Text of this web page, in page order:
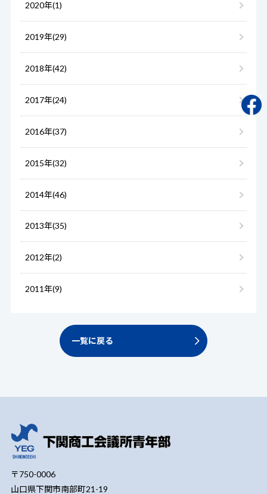
2020年(1)
2019年(29)
2018年(42)
2017年(24)
2016年(37)
2015年(32)
2014年(46)
2013年(35)
2012年(2)
2011年(9)
一覧に戻る
〒750-0006
山口県下関市南部町21-19